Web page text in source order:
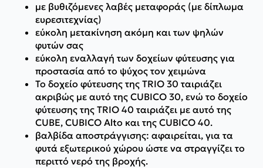
με βυθιζόμενες λαβές μεταφοράς (με δίπλωμα
ευρεσιτεχνίας)
εύκολη μετακίνηση ακόμη και των ψηλών
φυτών σας
εύκολη εναλλαγή των δοχείων φύτευσης για
προστασία από το ψύχος τον χειμώνα
Το δοχείο φύτευσης της TRIO 30 ταιριάζει
ακριβώς με αυτό της CUBICO 30, ενώ το δοχείο
φύτευσης της TRIO 40 ταιριάζει με αυτό της
CUBE, CUBICO Alto και της CUBICO 40.
βαλβίδα αποστράγγισης: αφαιρείται, για τα
φυτά εξωτερικού χώρου ώστε να στραγγίζει το
περιττό νερό της βροχής.